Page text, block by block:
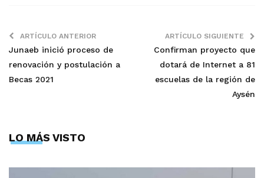
ARTÍCULO ANTERIOR
Junaeb inició proceso de
renovación y postulación a
Becas 2021
ARTÍCULO SIGUIENTE
Confirman proyecto que
dotará de Internet a 81
escuelas de la región de
Aysén
LO MÁS VISTO